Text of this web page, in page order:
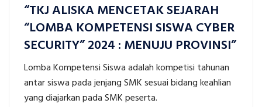
“TKJ ALISKA MENCETAK SEJARAH
“LOMBA KOMPETENSI SISWA CYBER
SECURITY” 2024 : MENUJU PROVINSI”
Lomba Kompetensi Siswa adalah kompetisi tahunan
antar siswa pada jenjang SMK sesuai bidang keahlian
yang diajarkan pada SMK peserta.